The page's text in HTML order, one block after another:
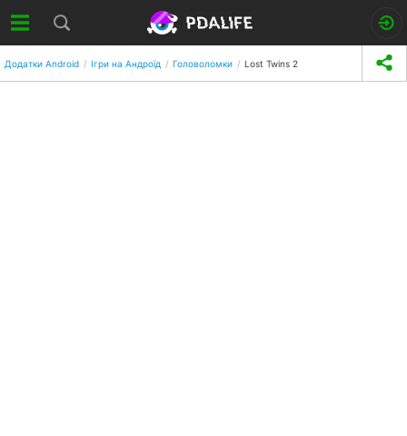
Додатки Android Ігри на Андроїд Головоломки Lost Twins 2